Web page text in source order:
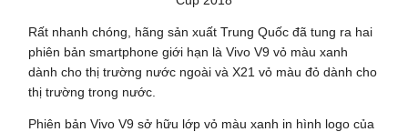
Rất nhanh chóng, hãng sản xuất Trung Quốc đã tung ra hai
phiên bản smartphone giới hạn là Vivo V9 vỏ màu xanh
dành cho thị trường nước ngoài và X21 vỏ màu đỏ dành cho
thị trường trong nước.
Phiên bản Vivo V9 sở hữu lớp vỏ màu xanh in hình logo của